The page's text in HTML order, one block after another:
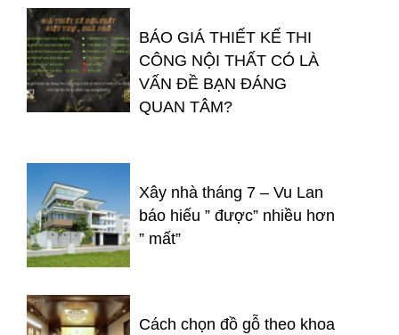
BÁO GIÁ THIẾT KẾ THI
CÔNG NỘI THẤT CÓ LÀ
VẤN ĐỀ BẠN ĐÁNG
QUAN TÂM?
Xây nhà tháng 7 – Vu Lan
báo hiếu ” được” nhiều hơn
” mất”
Cách chọn đồ gỗ theo khoa